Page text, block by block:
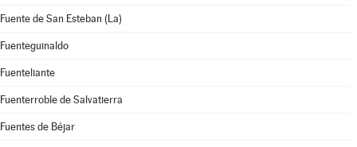
Fuente de San Esteban (La)
Fuenteguinaldo
Fuenteliante
Fuenterroble de Salvatierra
Fuentes de Béjar